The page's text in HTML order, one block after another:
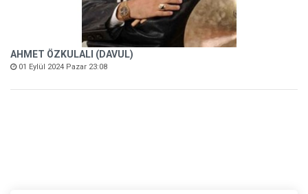
AHMET ÖZKULALI (DAVUL)
01 Eylül 2024 Pazar 23:08